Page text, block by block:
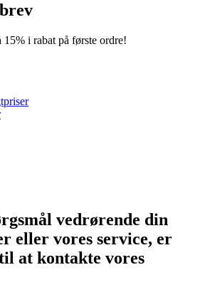
i rabat på første ordre!
vedrørende din
eller vores service, er
at kontakte vores